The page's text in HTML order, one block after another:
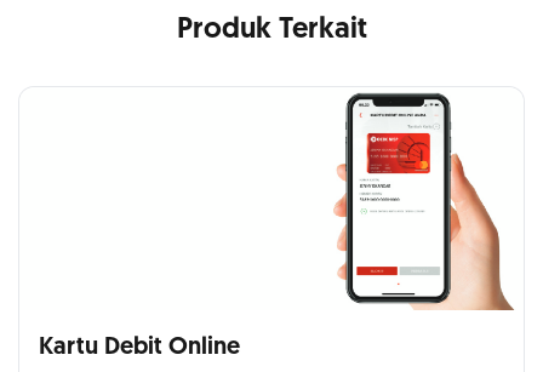
Produk Terkait
Kartu Debit Online